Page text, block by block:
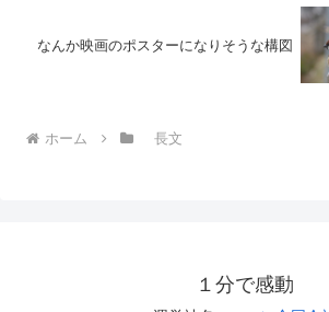
なんか映画のポスターになりそうな構図
ホーム 長文
１分で感動